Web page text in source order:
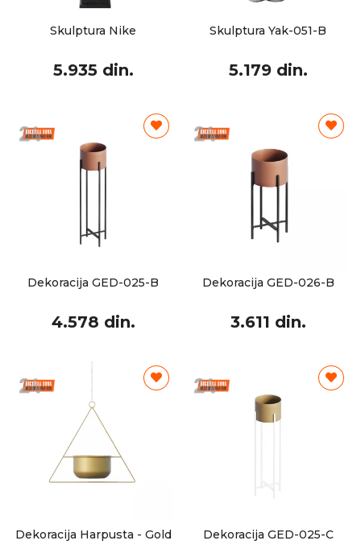
Skulptura Nike
5.935 din.
Skulptura Yak-051-B
5.179 din.
Dekoracija GED-025-B
4.578 din.
Dekoracija GED-026-B
3.611 din.
Dekoracija Harpusta - Gold Dekoracija GED-025-C